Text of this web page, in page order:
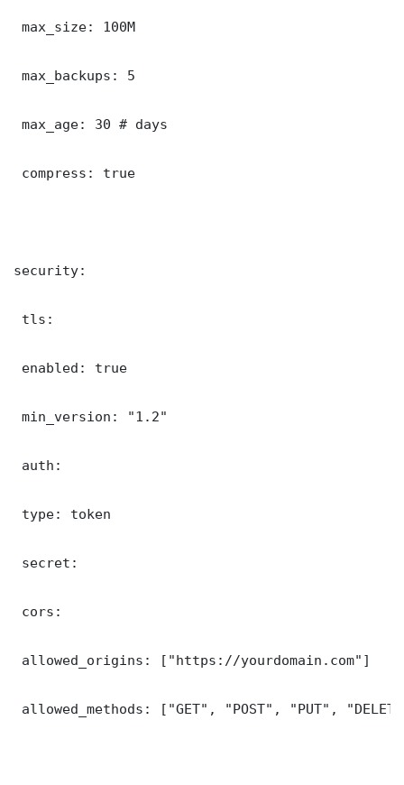
max_size: 100M
max_backups: 5
max_age: 30 # days
compress: true
security:
tls:
enabled: true
min_version: "1.2"
auth:
type: token
secret:
cors:
allowed_origins: ["https://yourdomain.com"]
allowed_methods: ["GET", "POST", "PUT",